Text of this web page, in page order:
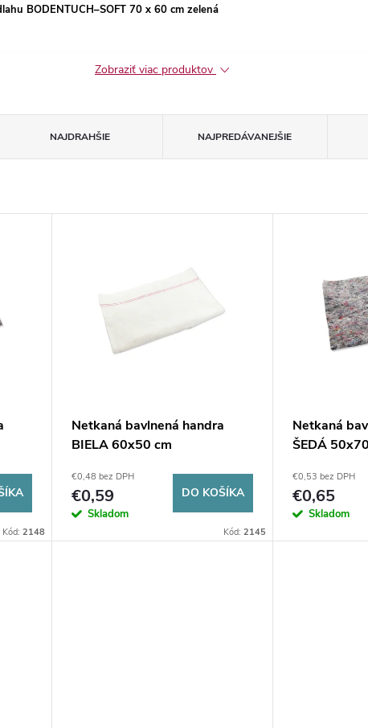
BODENTUCH–SOFT 70 x 60 cm zelená
Zobraziť viac produktov
NAJDRAHŠIE NAJPREDÁVANEJŠIE
Kód:2148
Netkaná bavlnená handra
BIELA 60x50 cm
€0,48 bez DPH
€0,59
Skladom
DO KOŠÍKA
Kód: 2145
Netkaná
ŠEDÁ
€0,53 bez DPH
€0,65
Skladom